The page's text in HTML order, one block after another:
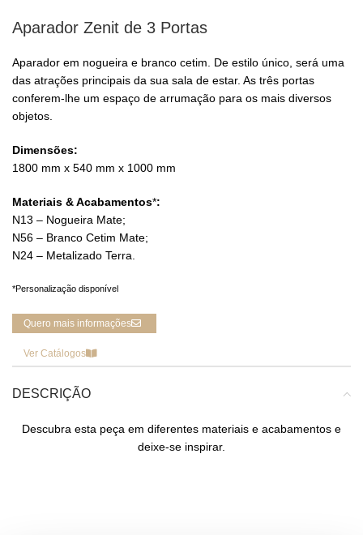
Aparador Zenit de 3 Portas
Aparador em nogueira e branco cetim. De estilo único, será uma
das atrações principais da sua sala de estar. As três portas
conferem-lhe um espaço de arrumação para os mais diversos
objetos.
Dimensões:
1800 mm x 540 mm x 1000 mm
Materiais & Acabamentos*:
N13 – Nogueira Mate;
N56 – Branco Cetim Mate;
N24 – Metalizado Terra.
*Personalização disponível
Quero mais informações
Ver Catálogos
DESCRIÇÃO
Descubra esta peça em diferentes materiais e acabamentos e
deixe-se inspirar.